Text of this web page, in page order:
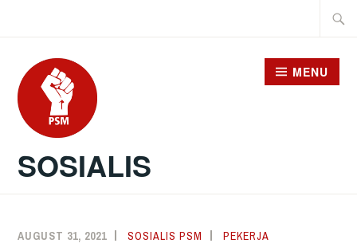
content
SOSIALIS
MENU
AUGUST 31, 2021 SOSIALIS PSM PEKERJA